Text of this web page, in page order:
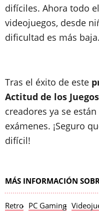
difíciles. Ahora todo
videojuegos, desde
dificultad es más baja.
Tras el éxito de este
Actitud de los
creadores ya se
exámenes. ¡Seguro
difícil!
MÁS INFORMACIÓN
Retro PC Gaming